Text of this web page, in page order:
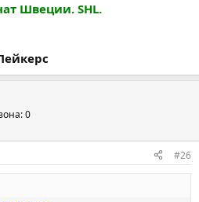
Швеции. SHL.
0
#26